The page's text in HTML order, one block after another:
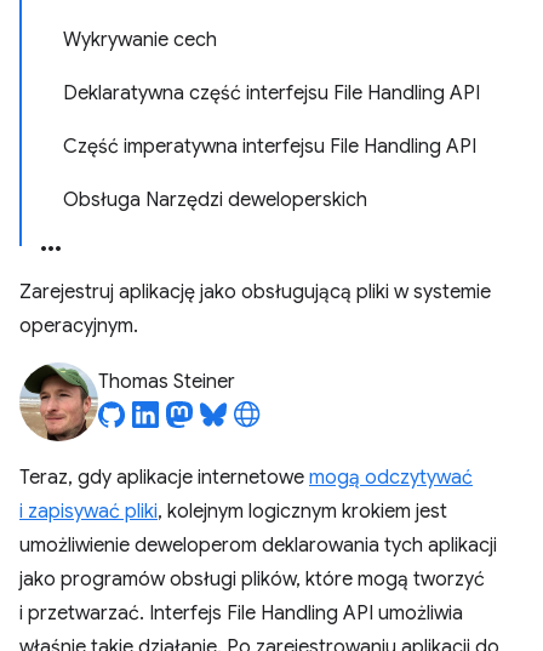
Wykrywanie cech
Deklaratywna część interfejsu File Handling API
Część imperatywna interfejsu File Handling API
Obsługa Narzędzi deweloperskich
Zarejestruj aplikację jako obsługującą pliki w systemie
operacyjnym.
Thomas Steiner
Teraz, gdy aplikacje internetowe mogą odczytywać
i zapisywać pliki, kolejnym logicznym krokiem jest
umożliwienie deweloperom deklarowania tych aplikacji
jako programów obsługi plików, które mogą tworzyć
i przetwarzać. Interfejs File Handling API umożliwia